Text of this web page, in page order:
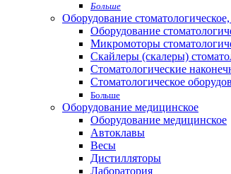
Больше
Оборудование
Оборудование
Микромоторы
Скайлеры (скалеры)
Стоматологические
Стоматологическое
Больше
Оборудование медицинское
Оборудование медицинское
Автоклавы
Весы
Дистилляторы
Лаборатория